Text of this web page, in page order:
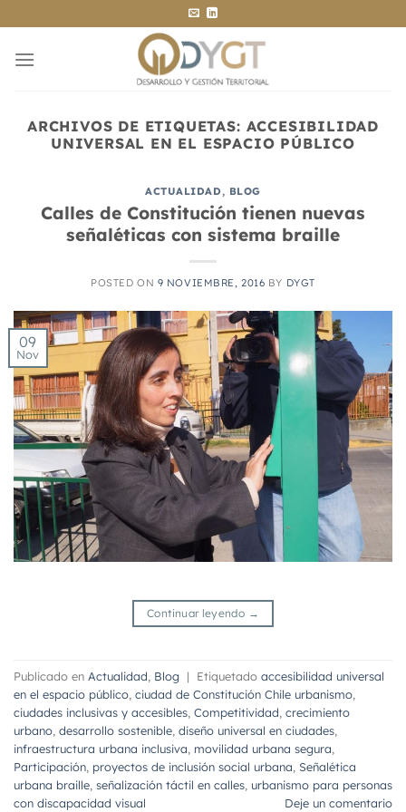
al
contenido
ARCHIVOS DE ETIQUETAS: ACCESIBILIDAD
UNIVERSAL EN EL ESPACIO PÚBLICO
ACTUALIDAD, BLOG
Calles de Constitución tienen nuevas
señaléticas con sistema braille
POSTED ON 9 NOVIEMBRE, 2016 BY DYGT
09
Nov
Continuar leyendo →
Publicado en Actualidad Blog | Etiquetado accesibilidad universal
en el espacio público ciudad de Constitución Chile urbanismo
ciudades inclusivas y accesibles Competitividad crecimiento
urbano desarrollo sostenible diseño universal en ciudades
infraestructura urbana inclusiva movilidad urbana segura
Participación proyectos de inclusión social urbana Señalética
urbana braille señalización táctil en calles urbanismo para personas
con discapacidad visual
Deje un comentario